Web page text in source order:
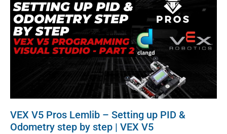
VEX V5 Pros Lemlib – Setting up PID &
Odometry step by step | VEX V5